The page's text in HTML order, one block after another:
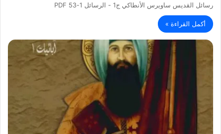
رسائل القديس ساويرس الأنطاكي ج1 - الرسائل 1-53 PDF
أكمل القراءة »